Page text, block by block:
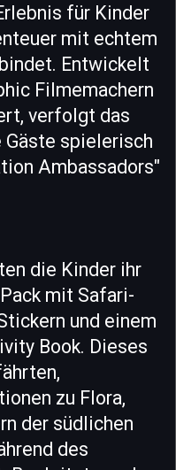
für Kinder
mit echtem
Entwickelt
Filmemachern
verfolgt das
Gäste spielerisch
Ambassadors"
die Kinder ihr
mit Safari-
und einem
Book. Dieses
zu Flora,
der südlichen
des